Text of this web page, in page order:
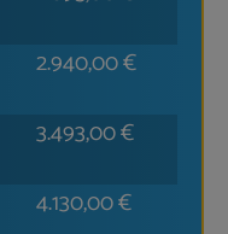
2.940,00€
3.493,00€
4.130,00€